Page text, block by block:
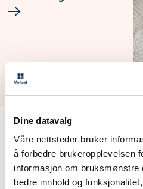
Dine datavalg
Våre nettsteder bruker
å forbedre brukeropplevelsen
informasjon om bruksmønstre
bedre innhold og
Se alle gynekologi-
Vårt behandlingstilbud i